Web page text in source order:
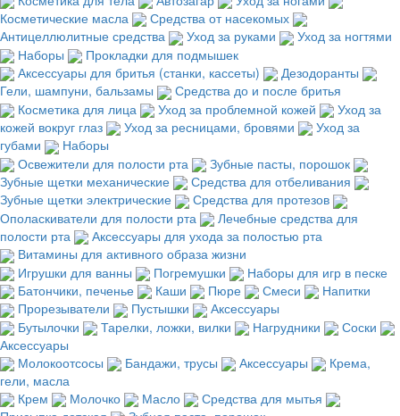
Косметические масла
Средства от насекомых
Антицеллюлитные средства
Уход за руками
Уход за ногтями
Наборы
Прокладки для подмышек
Аксессуары для бритья (станки, кассеты)
Дезодоранты
Гели, шампуни, бальзамы
Средства до и после бритья
Косметика для лица
Уход за проблемной кожей
Уход за
кожей вокруг глаз
Уход за ресницами, бровями
Уход за
губами
Наборы
Освежители для полости рта
Зубные пасты, порошок
Зубные щетки механические
Средства для отбеливания
Зубные щетки электрические
Средства для протезов
Ополаскиватели для полости рта
Лечебные средства для
полости рта
Аксессуары для ухода за полостью рта
Витамины для активного образа жизни
Игрушки для ванны
Погремушки
Наборы для игр в песке
Батончики, печенье
Каши Пюре Смеси
Напитки
Прорезыватели
Пустышки
Аксессуары
Бутылочки
Тарелки, ложки, вилки Нагрудники
Соски
Аксессуары
Молокоотсосы
Бандажи, трусы Аксессуары
Крема,
гели, масла
Крем
Молочко Масло
Средства для мытья